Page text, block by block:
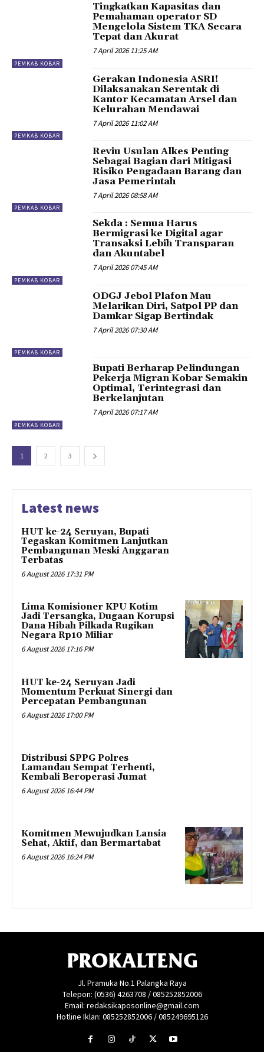
PEMKAB KOBAR
Tingkatkan Kapasitas dan
Pemahaman operator SD
Mengelola Sistem TKA Secara
Tepat dan Akurat
7 April 2026 11:25 AM
PEMKAB KOBAR
Gerakan Indonesia ASRI!
Dilaksanakan Serentak di
Kantor Kecamatan Arsel dan
Kelurahan Mendawai
7 April 2026 11:02 AM
PEMKAB KOBAR
Reviu Usulan Alkes Penting
Sebagai Bagian dari Mitigasi
Risiko Pengadaan Barang dan
Jasa Pemerintah
7 April 2026 08:58 AM
PEMKAB KOBAR
Sekda : Semua Harus
Bermigrasi ke Digital agar
Transaksi Lebih Transparan
dan Akuntabel
7 April 2026 07:45 AM
PEMKAB KOBAR
ODGJ Jebol Plafon Mau
Melarikan Diri, Satpol PP dan
Damkar Sigap Bertindak
7 April 2026 07:30 AM
PEMKAB KOBAR
Bupati Berharap Pelindungan
Pekerja Migran Kobar Semakin
Optimal, Terintegrasi dan
Berkelanjutan
7 April 2026 07:17 AM
1 2 3
Latest news
HUT ke-24 Seruyan, Bupati
Tegaskan Komitmen Lanjutkan
Pembangunan Meski Anggaran
Terbatas
6 August 2026 17:31 PM
Lima Komisioner KPU Kotim
Jadi Tersangka, Dugaan Korupsi
Dana Hibah Pilkada Rugikan
Negara Rp10 Miliar
6 August 2026 17:16 PM
HUT ke-24 Seruyan Jadi
Momentum Perkuat Sinergi dan
Percepatan Pembangunan
6 August 2026 17:00 PM
Distribusi SPPG Polres
Lamandau Sempat Terhenti,
Kembali Beroperasi Jumat
6 August 2026 16:44 PM
Komitmen Mewujudkan Lansia
Sehat, Aktif, dan Bermartabat
6 August 2026 16:24 PM
PROKALTENG
Jl. Pramuka No.1 Palangka Raya
Telepon: (0536) 4263708 / 085252852006
Email: redaksikaposonline@gmail.com
Hotline Iklan: 085252852006 / 085249695126